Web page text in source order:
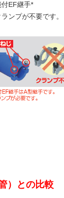
EF継手*
ンプが不要です。
）との比較